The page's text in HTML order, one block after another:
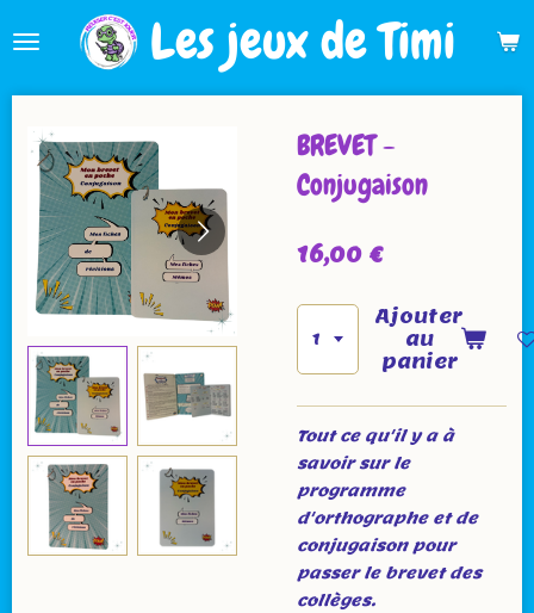
au
Les jeux de Timi
BREVET -
Conjugaison
16,00 €
Ajouter
au
panier
Tout ce qu'il y a à
savoir sur le
programme
d'orthographe et de
conjugaison pour
passer le brevet des
collèges.